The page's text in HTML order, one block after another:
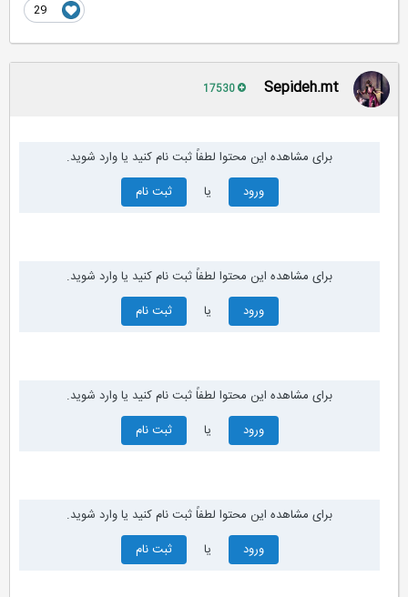
Sepideh.mt
برای مشاهده این محتوا لطفاً ثبت نام کنید یا وارد شوید.
ورود
ثبت نام
برای مشاهده این محتوا لطفاً ثبت نام کنید یا وارد شوید.
ورود
ثبت نام
برای مشاهده این محتوا لطفاً ثبت نام کنید یا وارد شوید.
ورود
ثبت نام
برای مشاهده این محتوا لطفاً ثبت نام کنید یا وارد شوید.
ورود
ثبت نام